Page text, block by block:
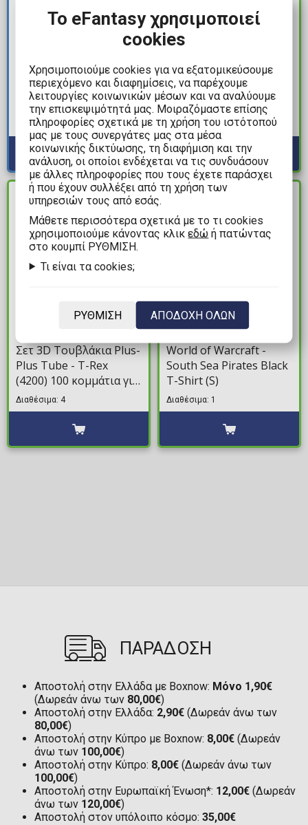
Attack on Titan - Levi
Ποτήρι (400ml)
Διαθέσιμα: 3
One Piece - Straw Hat
Pirates Μολυβοθήκη
(Περιέχει 2 Αφίσες)
Διαθέσιμα: 3
ΔΙΑΘΕΣΙΜΟ
Σετ 3D Τουβλάκια Plus-
Plus Tube - T-Rex
(4200) 100 κομμάτια για
ηλικίες 5+
Διαθέσιμα: 4
19,99€
World of Warcraft -
South Sea Pirates Black
T-Shirt (S)
Διαθέσιμα: 1
ΠΑΡΑΔΟΣΗ
Αποστολή στην Ελλάδα με Boxnow: Μόνο 1,90€
(Δωρεάν άνω των 80,00€)
Αποστολή στην Ελλάδα: 2,90€ (Δωρεάν άνω των
80,00€)
Αποστολή στην Κύπρο με Boxnow: 8,00€ (Δωρεάν
άνω των 100,00€)
Αποστολή στην Κύπρο: 8,00€ (Δωρεάν άνω των
100,00€)
Αποστολή στην Ευρωπαϊκή Ένωση*: 12,00€ (Δωρεάν
άνω των 120,00€)
Αποστολή στον υπόλοιπο κόσμο: 35,00€
Το eFantasy χρησιμοποιεί
cookies
Χρησιμοποιούμε cookies για να εξατομικεύσουμε
περιεχόμενο και διαφημίσεις, να παρέχουμε
λειτουργίες κοινωνικών μέσων και να αναλύουμε
την επισκεψιμότητά μας. Μοιραζόμαστε επίσης
πληροφορίες σχετικά με τη χρήση του ιστότοπού
μας με τους συνεργάτες μας στα μέσα
κοινωνικής δικτύωσης, τη διαφήμιση και την
ανάλυση, οι οποίοι ενδέχεται να τις συνδυάσουν
με άλλες πληροφορίες που τους έχετε παράσχει
ή που έχουν συλλέξει από τη χρήση των
υπηρεσιών τους από εσάς.
Mάθετε περισσότερα σχετικά με το τι cookies
χρησιμοποιούμε κάνοντας κλικεδώ ή πατώντας
στο κουμπί ΡΥΘΜΙΣΗ.
Τι είναι τα cookies;
ΡΥΘΜΙΣΗ ΑΠΟΔΟΧΗ ΟΛΩΝ